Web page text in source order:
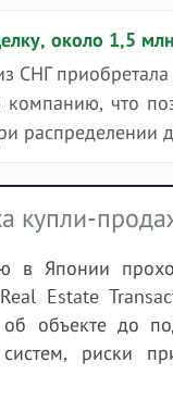
около 1,5
СНГ
компанию, что
распределении
купли-
в Японии
Estate
об объекте до
риски